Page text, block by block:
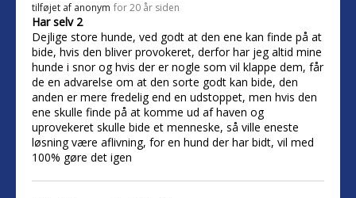
tilføjet af anonym for 20 år siden
Har selv 2
Dejlige store hunde, ved godt at den ene kan finde på at
bide, hvis den bliver provokeret, derfor har jeg altid mine
hunde i snor og hvis der er nogle som vil klappe dem, får
de en advarelse om at den sorte godt kan bide, den
anden er mere fredelig end en udstoppet, men hvis den
ene skulle finde på at komme ud af haven og
uprovekeret skulle bide et menneske, så ville eneste
løsning være aflivning, for en hund der har bidt, vil med
100% gøre det igen